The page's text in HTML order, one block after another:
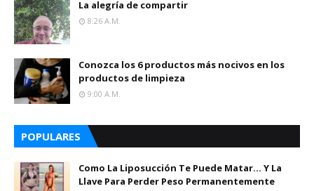
La alegría de compartir
8:26 A.m.
Conozca los 6 productos más nocivos en los
productos de limpieza
9:00 A.m.
POPULARES
Como La Liposucción Te Puede Matar… Y La
Llave Para Perder Peso Permanentemente